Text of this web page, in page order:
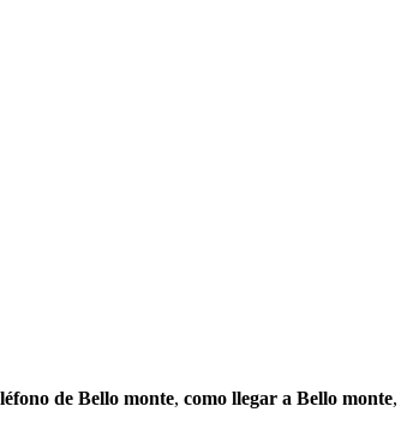
de Bello monte, como llegar a Bello monte,